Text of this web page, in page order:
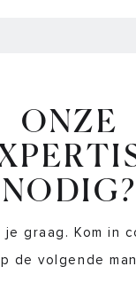
standaard koken
probe of pan niet
bijgeleverde liniaal?
ONZE
NODIG?
je graag. Kom in
de volgende